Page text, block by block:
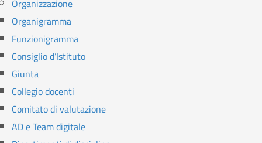
Organizzazione
Organigramma
Funzionigramma
Consiglio d’Istituto
Giunta
Collegio docenti
Comitato di valutazione
AD e Team digitale